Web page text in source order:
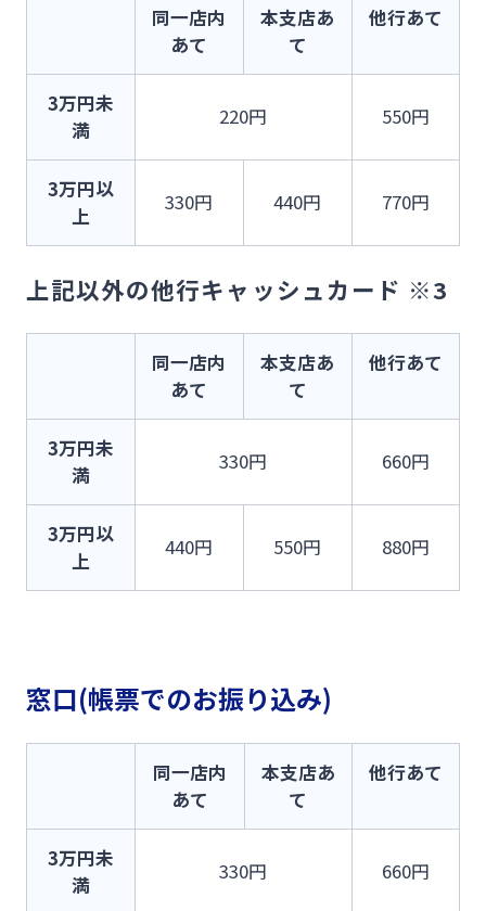
同一店内
あて
本支店あ
て
他行あて
3万円未
満
220円 550円
3万円以
上
330円 440円 770円
上記以外の他行キャッシュカード ※3
同一店内
あて
本支店あ
て
他行あて
3万円未
満
330円 660円
3万円以
上
440円 550円 880円
窓口(帳票でのお振り込み)
同一店内
あて
本支店あ
て
他行あて
3万円未
満
330円 660円